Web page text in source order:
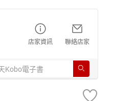
店家資訊 聯絡店家